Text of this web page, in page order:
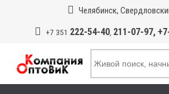
Челябинск,
+7 351 222-54-40, 211-07-97,